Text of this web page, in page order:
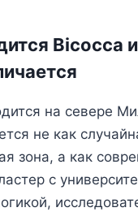
Bicocca
на севере
не как
зона, а как
с